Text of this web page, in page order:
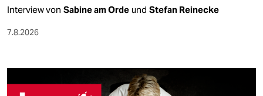
Interview von Sabine am Orde und Stefan Reinecke
7.8.2026